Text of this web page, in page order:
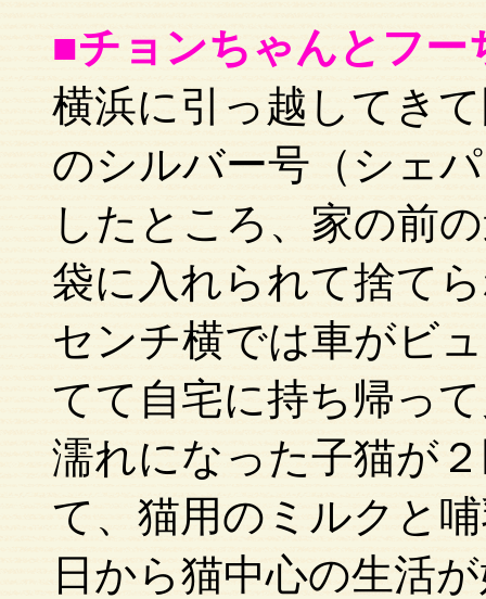
■チョンちゃんとフー
横浜に引っ越してき
のシルバー号（シェ
したところ、家の前
袋に入れられて捨て
センチ横では車がビ
てて自宅に持ち帰っ
濡れになった子猫が
て、猫用のミルクと
日から猫中心の生活